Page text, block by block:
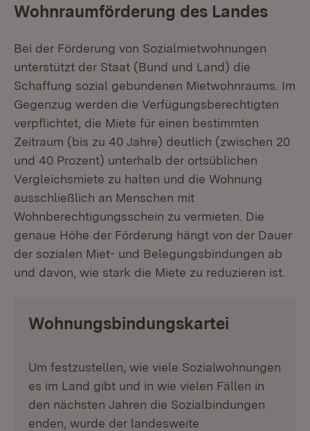
Wohnraumförderung des Landes
Bei der Förderung von Sozialmietwohnungen
unterstützt der Staat (Bund und Land) die
Schaffung sozial gebundenen Mietwohnraums. Im
Gegenzug werden die Verfügungsberechtigten
verpflichtet, die Miete für einen bestimmten
Zeitraum (bis zu 40 Jahre) deutlich (zwischen 20
und 40 Prozent) unterhalb der ortsüblichen
Vergleichsmiete zu halten und die Wohnung
ausschließlich an Menschen mit
Wohnberechtigungsschein zu vermieten. Die
genaue Höhe der Förderung hängt von der Dauer
der sozialen Miet- und Belegungsbindungen ab
und davon, wie stark die Miete zu reduzieren ist.
Wohnungsbindungskartei
Um festzustellen, wie viele Sozialwohnungen
es im Land gibt und in wie vielen Fällen in
den nächsten Jahren die Sozialbindungen
enden, wurde der landesweite